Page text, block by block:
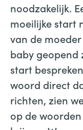
noodzakelijk.
moeilijke start
van de
baby geopend
start
woord direct
richten, zien
op de